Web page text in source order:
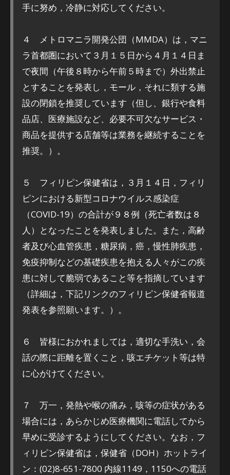
手に努め，冷静に対応してください。
４ メトロマニラ開発公団（MMDA）は，マニ
ラ首都圏において３月１５日から４月１４日ま
で夜間（午後８時から午前５時まで）外出禁止
とすることを発表し，モール，それに類する施
設の閉鎖を推奨しています（但し、銀行や食料
品店、医療施設など、必要不可欠なサービス・
商品を提供する店舗等は業務を継続することを
推奨。）。
５ フィリピン保健省は，３月１４日，フィリ
ピンにおける新型コロナウイルス感染症
（COVID-19）の合計が９８例（死亡者数は８
人）となったことを発表しました。また，高齢
者及び心血管疾患，糖尿病，癌，慢性肺疾患，
免疫抑制などの基礎疾患を抱える人々がこの疾
患に対して脆弱であること等を指摘しています
（詳細は，下記リンクのフィリピン保健省報道
発表を参照願います。）。
６ 皆様におかれましては，適切な手洗い，会
話の際に距離を置くこと，咳エチケット等は特
に心がけてください。
７ 万一，発熱や喉の痛み，咳等の症状がある
場合には，あらかじめ医療機関に電話してから
早めに受診するようにしてください。なお，フ
ィリピン保健省は，保健省（DOH）ホットライ
ン：(02)8-651-7800 内線1149，1150への電話